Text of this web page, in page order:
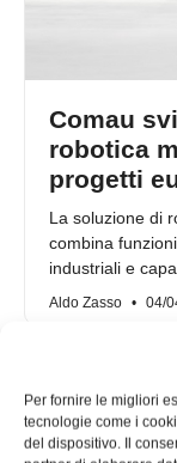
Per fornire le migliori
tecnologie come i
del dispositivo. Il
Comau
robotica
progetti
La soluzione di
combina
industriali e
Aldo Zasso 04/